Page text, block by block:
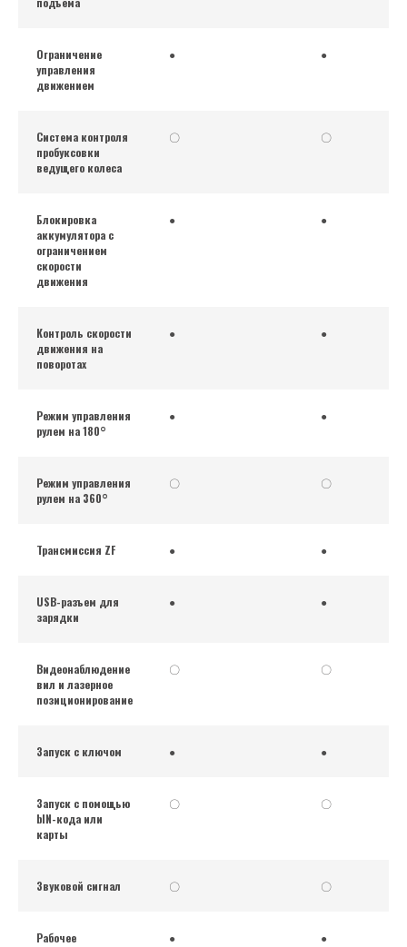
Ограничение
управления
движением
● ●
Система контроля
пробуксовки
ведущего колеса
〇 〇
Блокировка
аккумулятора с
ограничением
скорости
движения
● ●
Контроль скорости
движения на
поворотах
● ●
Режим управления
рулем на 180°
● ●
Режим управления
рулем на 360°
〇 〇
Трансмиссия ZF ● ●
USB-разъем для
зарядки
● ●
Видеонаблюдение
вил и лазерное
позиционирование
〇 〇
Запуск с ключом ● ●
Запуск с помощью
bIN-кода или
карты
〇 〇
Звуковой сигнал 〇 〇
Рабочее
● ●